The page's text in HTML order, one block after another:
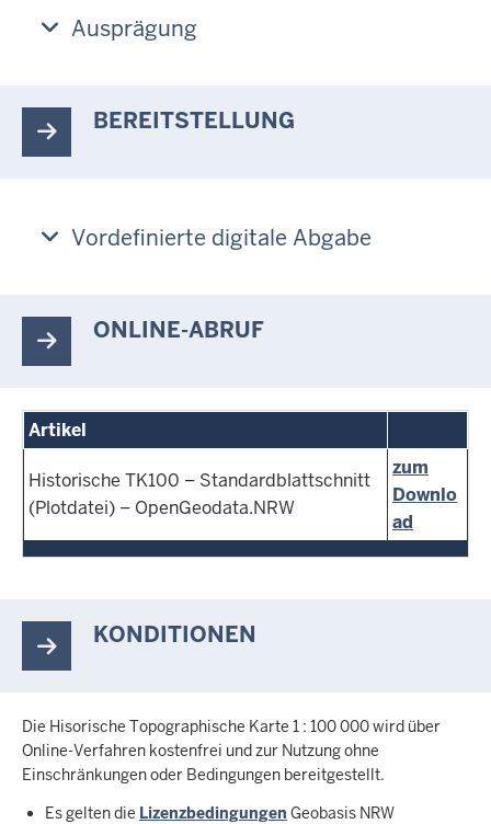
Ausprägung
BEREITSTELLUNG
Vordefinierte digitale Abgabe
ONLINE-ABRUF
Artikel
Historische TK100 – Standardblattschnitt
(Plotdatei) – OpenGeodata.NRW
zum
Downlo
ad
KONDITIONEN
Die Hisorische Topographische Karte 1 : 100 000 wird über
Online-Verfahren kostenfrei und zur Nutzung ohne
Einschränkungen oder Bedingungen bereitgestellt.
Es gelten die Lizenzbedingungen Geobasis NRW